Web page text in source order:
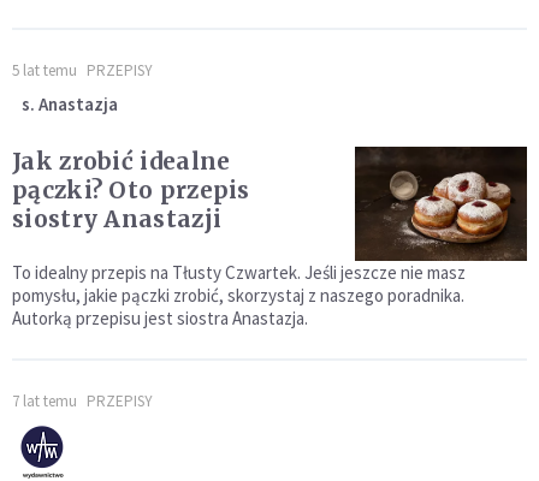
5 lat temu PRZEPISY
s. Anastazja
Jak zrobić idealne
pączki? Oto przepis
siostry Anastazji
To idealny przepis na Tłusty Czwartek. Jeśli jeszcze nie masz
pomysłu, jakie pączki zrobić, skorzystaj z naszego poradnika.
Autorką przepisu jest siostra Anastazja.
7 lat temu PRZEPISY